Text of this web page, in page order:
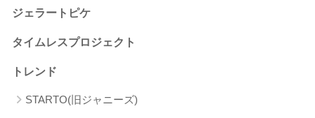
ジェラートピケ
タイムレスプロジェクト
トレンド
STARTO(旧ジャニーズ)